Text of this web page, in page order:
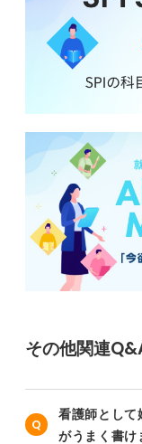
その他関連
看護師として
がうまく書け